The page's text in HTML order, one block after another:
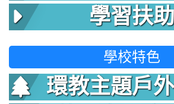
學習扶助
學校特色
環教主題戶